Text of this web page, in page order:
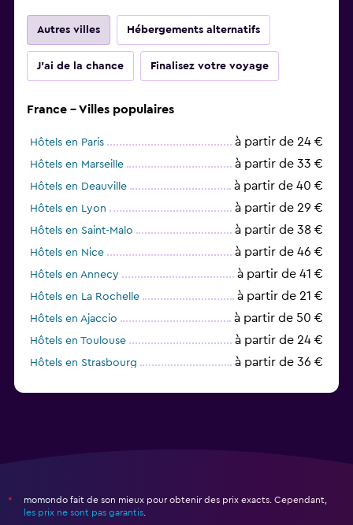
Autres villes Hébergements alternatifs
J'ai de la chance Finalisez votre voyage
France - Villes populaires
Hôtels en Paris à partir de 24 €
Hôtels en Marseille à partir de 33 €
Hôtels en Deauville à partir de 40 €
Hôtels en Lyon à partir de 29 €
Hôtels en Saint-Malo à partir de 38 €
Hôtels en Nice à partir de 46 €
Hôtels en Annecy à partir de 41 €
Hôtels en La Rochelle à partir de 21 €
Hôtels en Ajaccio à partir de 50 €
Hôtels en Toulouse à partir de 24 €
Hôtels en Strasbourg à partir de 36 €
*
momondo fait de son mieux pour obtenir des prix exacts. Cependant,
les prix ne sont pas garantis